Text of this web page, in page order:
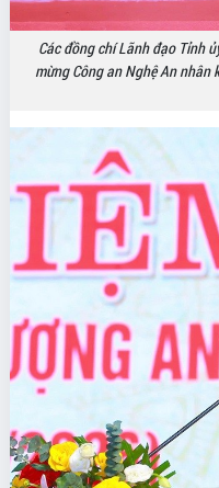
Các đồng chí Lãnh đạo Tỉnh
mừng Công an Nghệ An